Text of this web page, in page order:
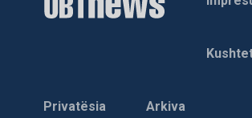
menjëhershëm të deputetëve nga grupe të
tensioneve dhe pamundësisë për të
ndërpresë seancën.
Privatësia Arkiva